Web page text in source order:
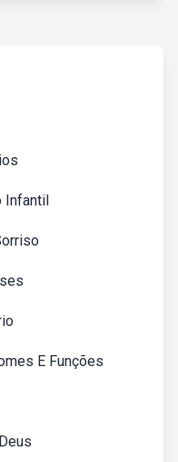
Infantil
E Funções